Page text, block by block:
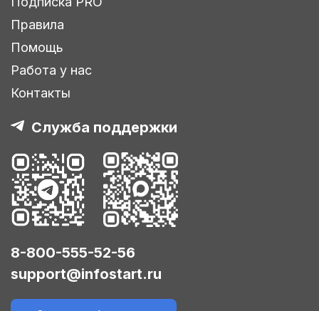
Правила
Помощь
Работа у нас
Контакты
Служба поддержки
8-800-555-52-56
support@infostart.ru